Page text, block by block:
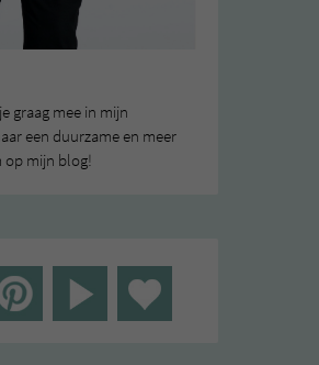
graag mee in mijn
een duurzame en meer
op mijn blog!